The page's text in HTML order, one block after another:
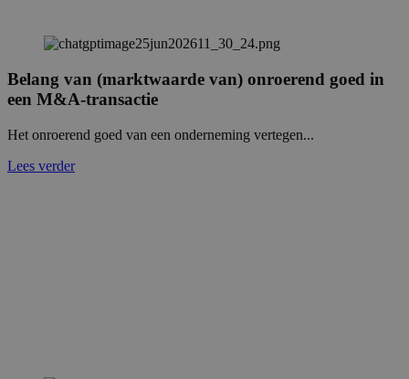
Belang van (marktwaarde van) onroerend goed in
een M&A-transactie
Het onroerend goed van een onderneming vertegen...
Lees verder